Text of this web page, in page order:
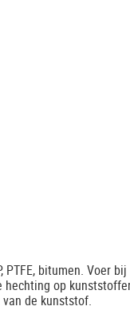
PTFE, bitumen. Voer
op
de kunststof.